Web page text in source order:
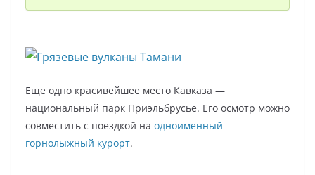
Еще одно красивейшее место Кавказа —
национальный парк Приэльбрусье. Его осмотр можно
совместить с поездкой на одноименный
горнолыжный курорт.